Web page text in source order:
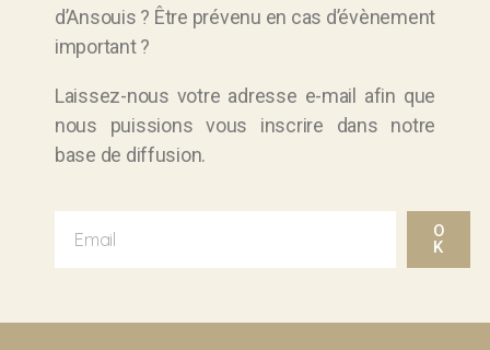
d’Ansouis ? Être prévenu en cas d’évènement
important ?
Laissez-nous votre adresse e-mail afin que
nous puissions vous inscrire dans notre
base de diffusion.
O
K